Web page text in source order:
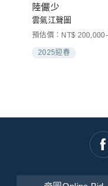
陸儼少
雲氣江聲圖
預估價：NT$
2025迎春